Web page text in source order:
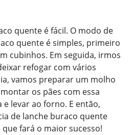
quente é fácil. O modo de
quente é simples, primeiro
cubinhos. Em seguida, irmos
refogar com vários
vamos preparar um molho
os pães com essa
levar ao forno. E então,
de lanche buraco quente
fará o maior sucesso!